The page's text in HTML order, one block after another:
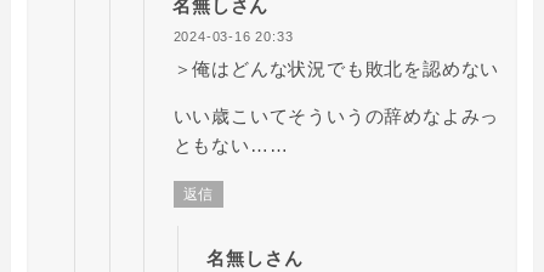
名無しさん
2024-03-16 20:33
＞俺はどんな状況でも敗北を認めない
いい歳こいてそういうの辞めなよみっ
ともない……
返信
名無しさん